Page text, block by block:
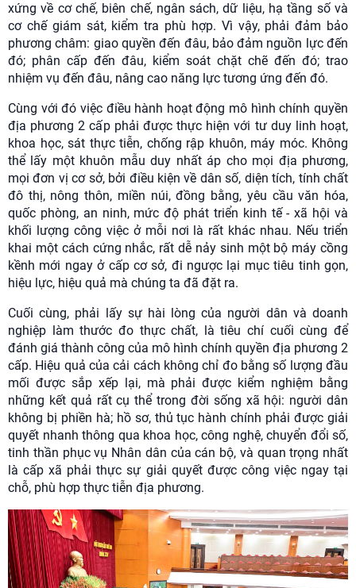
xứng về cơ chế, biên chế, ngân sách, dữ liệu, hạ tầng số và
cơ chế giám sát, kiểm tra phù hợp. Vì vậy, phải đảm bảo
phương châm: giao quyền đến đâu, bảo đảm nguồn lực đến
đó; phân cấp đến đâu, kiểm soát chặt chẽ đến đó; trao
nhiệm vụ đến đâu, nâng cao năng lực tương ứng đến đó.
Cùng với đó việc điều hành hoạt động mô hình chính quyền
địa phương 2 cấp phải được thực hiện với tư duy linh hoạt,
khoa học, sát thực tiễn, chống rập khuôn, máy móc. Không
thể lấy một khuôn mẫu duy nhất áp cho mọi địa phương,
mọi đơn vị cơ sở, bởi điều kiện về dân số, diện tích, tính chất
đô thị, nông thôn, miền núi, đồng bằng, yêu cầu văn hóa,
quốc phòng, an ninh, mức độ phát triển kinh tế - xã hội và
khối lượng công việc ở mỗi nơi là rất khác nhau. Nếu triển
khai một cách cứng nhắc, rất dễ nảy sinh một bộ máy cồng
kềnh mới ngay ở cấp cơ sở, đi ngược lại mục tiêu tinh gọn,
hiệu lực, hiệu quả mà chúng ta đã đặt ra.
Cuối cùng, phải lấy sự hài lòng của người dân và doanh
nghiệp làm thước đo thực chất, là tiêu chí cuối cùng để
đánh giá thành công của mô hình chính quyền địa phương 2
cấp. Hiệu quả của cải cách không chỉ đo bằng số lượng đầu
mối được sắp xếp lại, mà phải được kiểm nghiệm bằng
những kết quả rất cụ thể trong đời sống xã hội: người dân
không bị phiền hà; hồ sơ, thủ tục hành chính phải được giải
quyết nhanh thông qua khoa học, công nghệ, chuyển đổi số,
tinh thần phục vụ Nhân dân của cán bộ, và quan trọng nhất
là cấp xã phải thực sự giải quyết được công việc ngay tại
chỗ, phù hợp thực tiễn địa phương.